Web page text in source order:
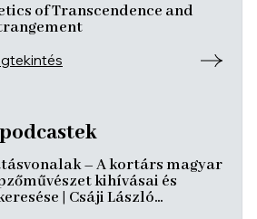
of Transcendence and
– A kortárs magyar
kihívásai és
| Csáji László